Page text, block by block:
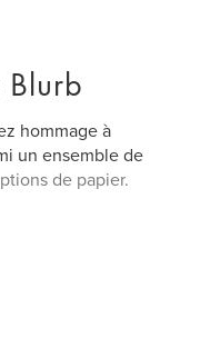
Blurb
hommage à
un ensemble de
de papier.